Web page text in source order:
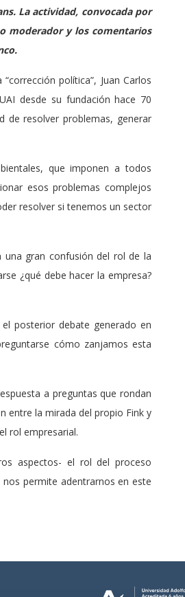
La actividad, convocada por
moderador y los comentarios
política”, Juan Carlos
desde su fundación hace 70
de resolver problemas, generar
que imponen a todos
esos problemas complejos
resolver si tenemos un sector
una gran confusión del rol de la
¿qué debe hacer la empresa?
posterior debate generado en
cómo zanjamos esta
a preguntas que rondan
entre la mirada del propio Fink y
rol empresarial.
aspectos- el rol del proceso
nos permite adentrarnos en este